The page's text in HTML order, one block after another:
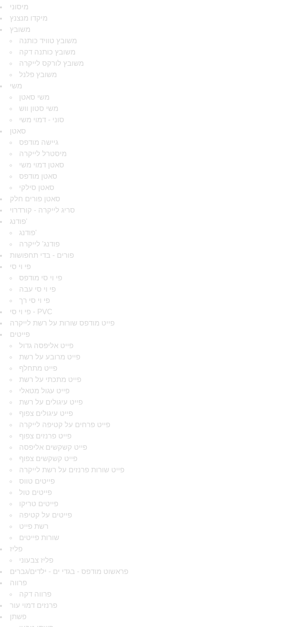
מיסוני
מיקדו מנצנץ
משובץ
משובץ טוויד כותנה
משובץ כותנה דקה
משובץ לורקס לייקרה
משובץ פלנל
משי
משי סאטן
משי סטון ווש
סוני - דמוי משי
סאטן
גיישה מודפס
מיסטרל לייקרה
סאטן דמוי משי
סאטן מודפס
סאטן סילקי
סאטן פורים חלק
סריג לייקרה - קורדרוי
פודנג'
פודנג'
פודנג' לייקרה
פורים - בדי תחפושות
פי וי סי
פי וי סי מודפס
פי וי סי עבה
פי וי סי רך
פי וי סי - PVC
פייט מודפס שורות על רשת לייקרה
פייטים
פייט אליפסה גדול
פייט מרובע על רשת
פייט מתחלף
פייט מתכתי על רשת
פייט עגול מטאלי
פייט עיגולים על רשת
פייט עיגולים צפוף
פייט פרחים על קטיפה לייקרה
פייט פרנזים צפוף
פייט קשקשים אליפסה
פייט קשקשים צפוף
פייט שורות פרנזים על רשת לייקרה
פייטים טווס
פייטים טול
פייטים טריקו
פייטים על קטיפה
רשת פייט
שורות פייטים
פליז
פליז צבעוני
פראשוט מודפס - בגדי ים - ילדים/גברים
פרווה
פרווה דקה
פרנזים דמוי עור
פשתן